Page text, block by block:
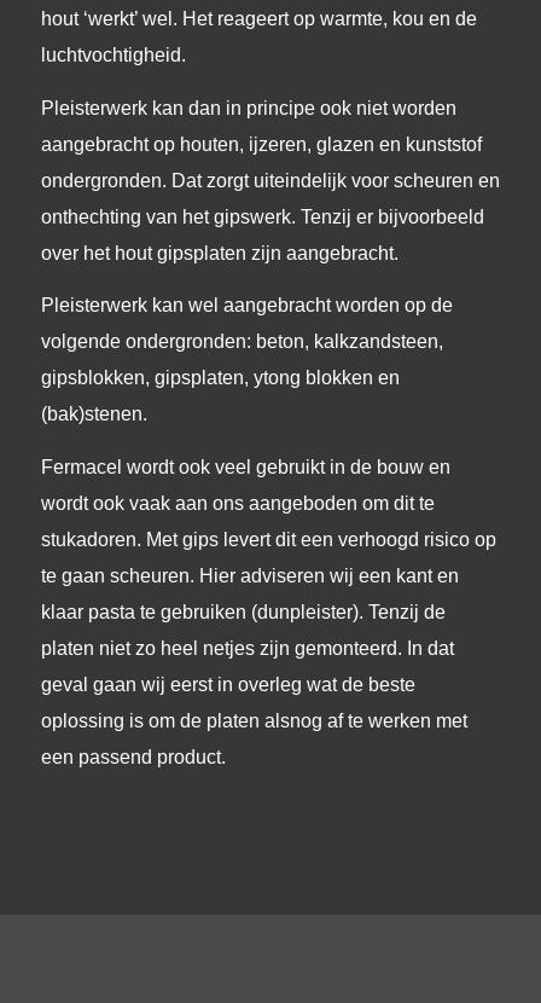
hout ‘werkt’ wel. Het reageert op warmte, kou en de
luchtvochtigheid.
Pleisterwerk kan dan in principe ook niet worden
aangebracht op houten, ijzeren, glazen en kunststof
ondergronden. Dat zorgt uiteindelijk voor scheuren en
onthechting van het gipswerk. Tenzij er bijvoorbeeld
over het hout gipsplaten zijn aangebracht.
Pleisterwerk kan wel aangebracht worden op de
volgende ondergronden: beton, kalkzandsteen,
gipsblokken, gipsplaten, ytong blokken en
(bak)stenen.
Fermacel wordt ook veel gebruikt in de bouw en
wordt ook vaak aan ons aangeboden om dit te
stukadoren. Met gips levert dit een verhoogd risico op
te gaan scheuren. Hier adviseren wij een kant en
klaar pasta te gebruiken (dunpleister). Tenzij de
platen niet zo heel netjes zijn gemonteerd. In dat
geval gaan wij eerst in overleg wat de beste
oplossing is om de platen alsnog af te werken met
een passend product.
Werkgebied
Stukadoor Amerongen
Stukadoor Amersfoort
Stukadoor Ede
Stukadoor Hilversum
Stukadoor Houten
Stukadoor Leusden
Stukadoor Nieuwegein
Stukadoor Soest
Stukadoor Utrecht
Stukadoor Veenendaal
Stukadoor Zeist
Leveranciers